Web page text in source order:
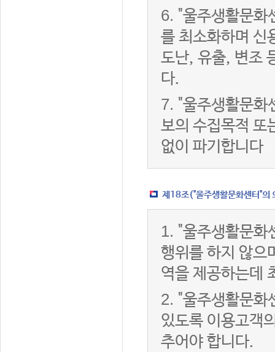
6. "울주생활문화
를 최소화하며 신
도난, 유출, 변조
다.
7. "울주생활문화
보의 수집목적 또
없이 파기합니다
제18조("울주생활문화센터"의
1. "울주생활문화
행위를 하지 않으
역을 제공하는데
2. "울주생활문화
있도록 이용고객
추어야 합니다.